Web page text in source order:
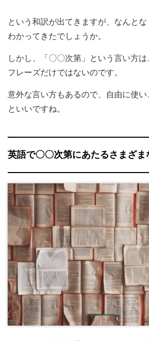
という和訳が出てきますが、なんとな
わかってきたでしょうか。
しかし、「〇〇次第」という言い方は
フレーズだけではないのです。
意外な言い方もあるので、自由に使
といいですね。
英語で〇〇次第にあたるさまざま